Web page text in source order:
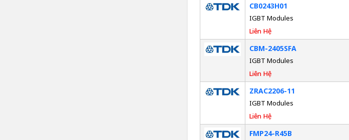
CB0243H01
IGBT Modules
Liên Hệ
CBM-2405SFA
IGBT Modules
Liên Hệ
ZRAC2206-11
IGBT Modules
Liên Hệ
FMP24-R45B